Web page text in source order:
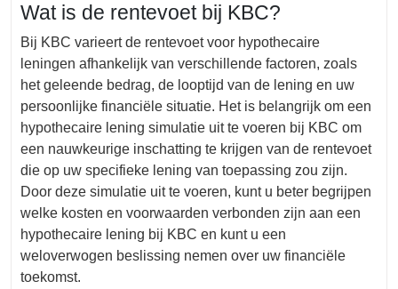
Wat is de rentevoet bij KBC?
Bij KBC varieert de rentevoet voor hypothecaire
leningen afhankelijk van verschillende factoren, zoals
het geleende bedrag, de looptijd van de lening en uw
persoonlijke financiële situatie. Het is belangrijk om een
hypothecaire lening simulatie uit te voeren bij KBC om
een nauwkeurige inschatting te krijgen van de rentevoet
die op uw specifieke lening van toepassing zou zijn.
Door deze simulatie uit te voeren, kunt u beter begrijpen
welke kosten en voorwaarden verbonden zijn aan een
hypothecaire lening bij KBC en kunt u een
weloverwogen beslissing nemen over uw financiële
toekomst.